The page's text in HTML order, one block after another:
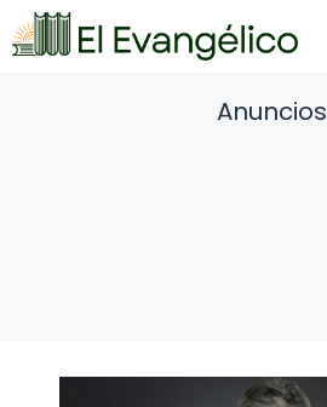
Saltar
al
Anuncios